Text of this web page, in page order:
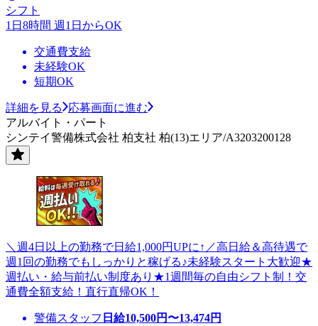
シフト
1日8時間 週1日からOK
交通費支給
未経験OK
短期OK
詳細を見る
応募画面に進む
アルバイト・パート
シンテイ警備株式会社 柏支社 柏(13)エリア/A3203200128
＼週4日以上の勤務で日給1,000円UPに↑／高日給＆高待遇で
週1回の勤務でもしっかりと稼げる♪未経験スタート大歓迎★
週払い・給与前払い制度あり★1週間毎の自由シフト制！交
通費全額支給！直行直帰OK！
警備スタッフ 日給10,500円〜13,474円